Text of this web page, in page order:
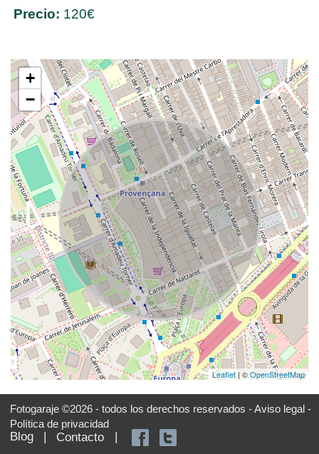
Precio: 120€
+
−
Leaflet | ©OpenStreetMap
Fotogaraje ©2026 - todos los derechos reservados -Aviso legal -
Política de privacidad
Blog | Contacto |